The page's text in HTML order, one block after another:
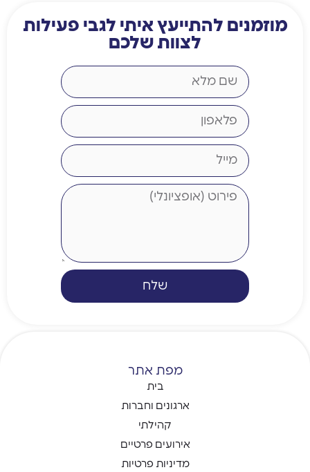
מוזמנים להתייעץ איתי לגבי פעילות
לצוות שלכם
שלח
מפת אתר
בית
ארגונים וחברות
קהילתי
אירועים פרטיים
מדיניות פרטיות